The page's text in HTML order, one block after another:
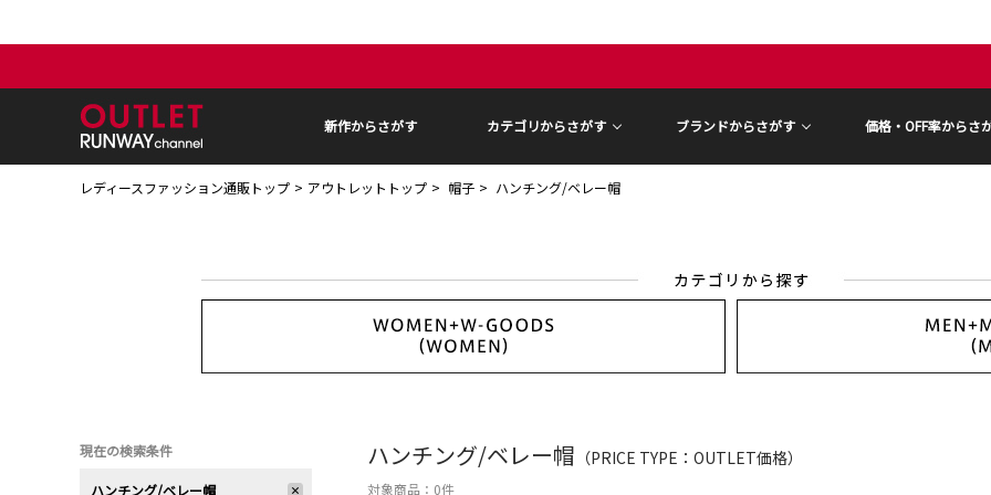
新作からさがす カテゴリからさがす ブランドからさがす 価格・OFF率からさ
レディースファッション通販トップ アウトレットトップ 帽子 ハンチング/ベレー帽
ハンチング/ベレー帽 （PRICE TYPE：OUTLET価格）
対象商品： 0件
現在の検索条件
ハンチング/ベレー帽